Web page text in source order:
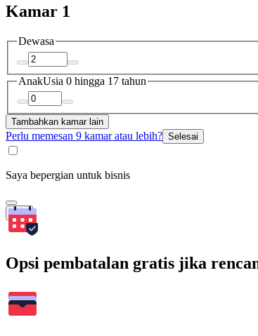
Kamar 1
Dewasa
AnakUsia 0 hingga 17 tahun
Tambahkan kamar lain
Perlu memesan 9 kamar atau lebih? Selesai
Saya bepergian untuk bisnis
Cari
Opsi pembatalan gratis jika